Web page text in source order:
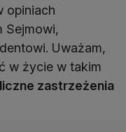
opiniach
Sejmowi,
Uważam,
w życie w takim
liczne zastrzeżenia